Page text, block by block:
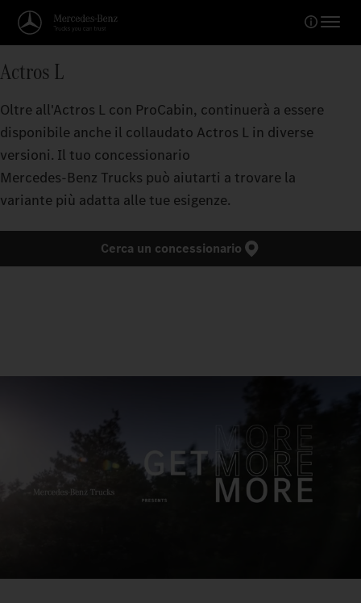
Actros L
Oltre all'Actros L con ProCabin, continuerà a essere
disponibile anche il collaudato Actros L in diverse
versioni. Il tuo concessionario
Mercedes‑Benz Trucks può aiutarti a trovare la
variante più adatta alle tue esigenze.
Cerca un concessionario